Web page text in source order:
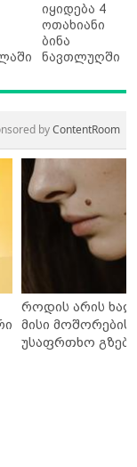
იყიდება 4
ოთახიანი
ბინა
ნავთლუღში
byContentRoom
როდის არის
მისი მოშორების
უსაფრთხო გზები